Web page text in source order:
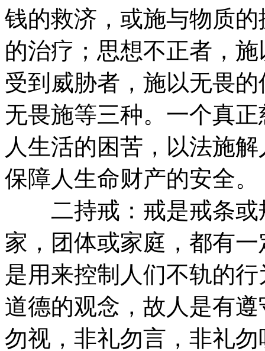
钱的救济，或施与物质
的治疗；思想不正者，
受到威胁者，施以无畏
无畏施等三种。一个真
人生活的困苦，以法施
保障人生命财产的安全。
二持戒：戒是戒条或
家，团体或家庭，都有
是用来控制人们不轨的
道德的观念，故人是有
勿视，非礼勿言，非礼